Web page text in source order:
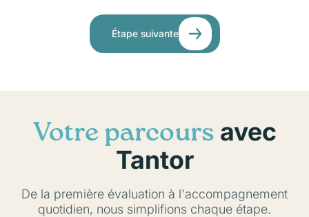
Étape suivante
Votre parcours avec
Tantor
De la première évaluation à l'accompagnement
quotidien, nous simplifions chaque étape.